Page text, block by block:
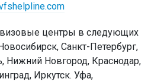
центры в следующих
Санкт-Петербург,
Нижний Новгород, Краснодар,
Иркутск. Уфа,